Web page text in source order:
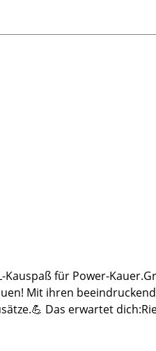
Kauspaß für Power-
Mit ihren
Naturplatten – jede ein
& Stressreduktion